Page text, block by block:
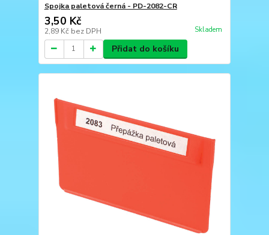
Spojka paletová černá - PD-2082-CR
3,50 Kč
2,89 Kč bez DPH Skladem
Přidat do košíku